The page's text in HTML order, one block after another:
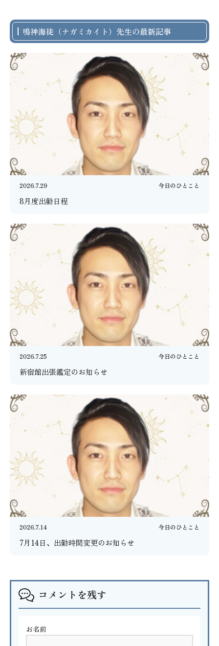
鳴神海徒（ナガミカイト）先生の最新記事
2026.7.29 今日のひとこと
8月度出勤日程
2026.7.25 今日のひとこと
新宿館出張鑑定のお知らせ
2026.7.14 今日のひとこと
7月14日、出勤時間変更のお知らせ
コメントを残す
お名前